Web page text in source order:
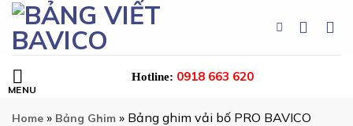
Skip
content
Hotline: 0918 663 620
Home » Bảng Ghim » Bảng ghim vải bố PRO BAVICO